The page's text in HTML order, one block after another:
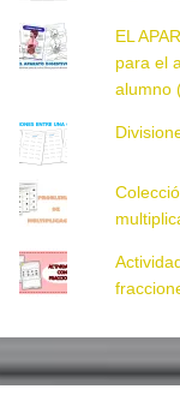
EL
para el
alumno